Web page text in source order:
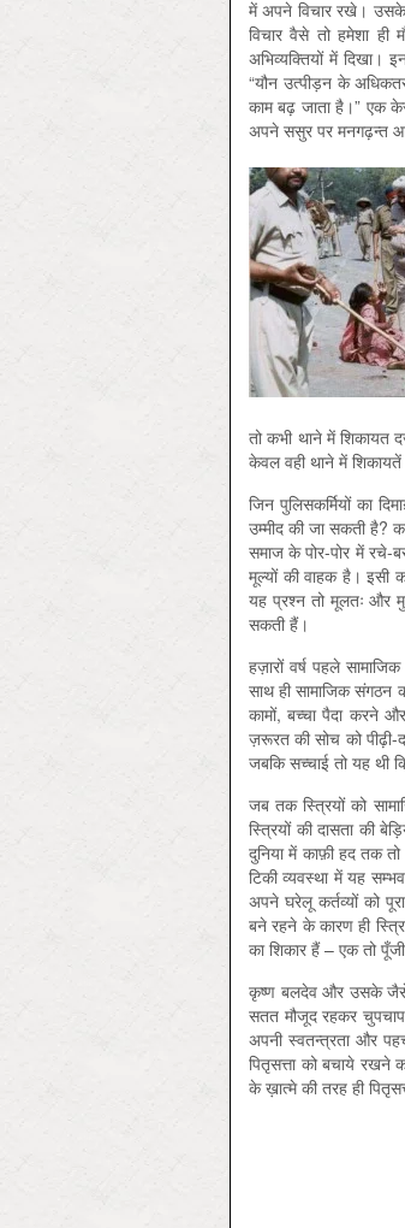
में अपने विचार रखे। उसके
विचार वैसे तो हमेशा
अभिव्यक्तियों में
“यौन उत्पीड़न के
काम बढ़ जाता है।” एक
अपने ससुर पर मनगढ़न्त
तो कभी थाने में शिकायत
केवल वही थाने में शिकायतें
जिन पुलिसकर्मियों का
उम्मीद की जा सकती है?
समाज के पोर-पोर में रचे-
मूल्यों की वाहक है। इसी
यह प्रश्न तो मूलतः और
सकती हैं।
हज़ारों वर्ष पहले
साथ ही सामाजिक संगठन
कामों, बच्चा पैदा करने
ज़रूरत की सोच को पीढ़ी-
जबकि सच्चाई तो यह थी
जब तक स्त्रियों को
स्त्रियों की दासता की
दुनिया में काफ़ी हद तक
टिकी व्यवस्था में यह
अपने घरेलू कर्तव्यों को
बने रहने के कारण ही
का शिकार हैं – एक तो
कृष्ण बलदेव और उसके जैसे
सतत मौजूद रहकर
अपनी स्वतन्त्रता और
पितृसत्ता को बचाये रखने
के ख़ात्मे की तरह ही